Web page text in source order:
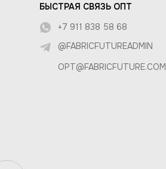
БЫСТРАЯ СВЯЗЬ ОПТ
+7 911 838 58 68
@FABRICFUTUREADMIN
OPT@FABRICFUTURE.COM